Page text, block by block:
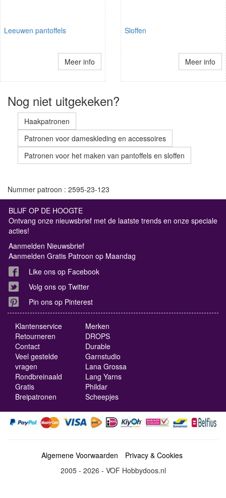
Leeuwen pantoffels
Meer info
Sloffen
Meer info
Nog niet uitgekeken?
Haakpatronen
Patronen voor dameskleding en accessoires
Patronen voor het maken van pantoffels en sloffen
Nummer patroon : 2595-23-123
BLIJF OP DE HOOGTE
Ontvang onze nieuwsbrief met de laatste trends en onze speciale
acties!
Aanmelden Nieuwsbrief
Aanmelden Gratis Patroon op Maandag
Like ons op Facebook
Volg ons op Twitter
Pin ons op Pinterest
Klantenservice
Retourneren
Contact
Veel gestelde
vragen
Rondbreinaald
Gratis
Breipatronen
Merken
DROPS
Durable
Garnstudio
Lana Grossa
Lang Yarns
Phildar
Scheepjes
Algemene Voorwaarden
Privacy & Cookies
2005 - 2026 - VOF Hobbydoos.nl